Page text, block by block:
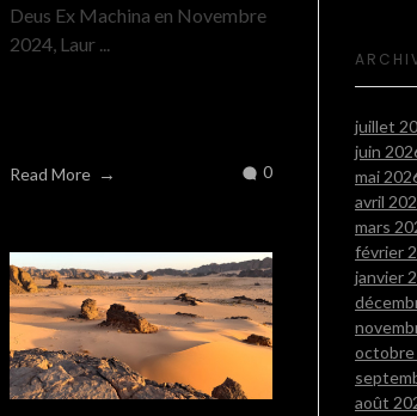
Deus Ex Machina en Novembre
2024, Laur ...
Read More 0
juillet
juin
mai
avril
mars
février
janvier
octobre
août